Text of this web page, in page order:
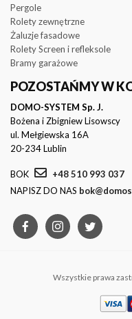
Pergole
Rolety zewnętrzne
Żaluzje fasadowe
Rolety Screen i refleksole
Bramy garażowe
POZOSTAŃMY W
DOMO-SYSTEM Sp. J.
Bożena i Zbigniew Lisowscy
ul. Mełgiewska 16A
20-234 Lublin
BOK
+48 510 993 037
NAPISZ DO NAS
Wszystkie prawa